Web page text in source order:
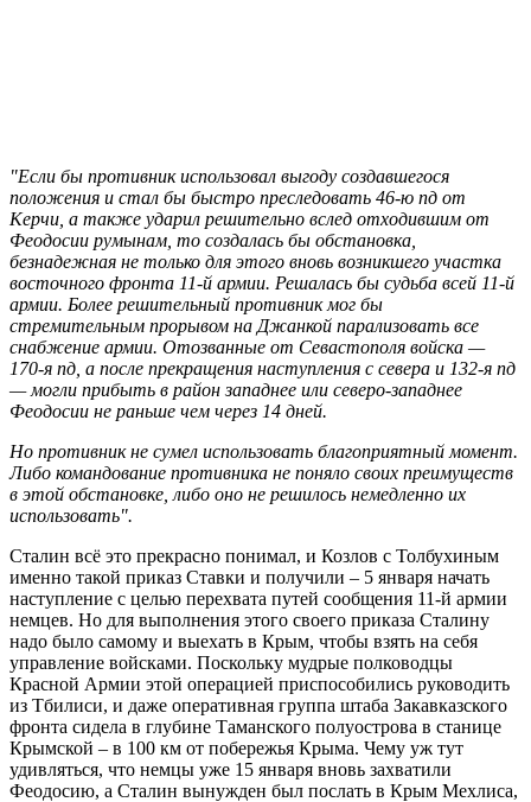
"Если бы противник использовал выгоду создавшегося
положения и стал бы быстро преследовать 46-ю пд от
Керчи, а также ударил решительно вслед отходившим от
Феодосии румынам, то создалась бы обстановка,
безнадежная не только для этого вновь возникшего участка
восточного фронта 11-й армии. Решалась бы судьба всей 11-й
армии. Более решительный противник мог бы
стремительным прорывом на Джанкой парализовать все
снабжение армии. Отозванные от Севастополя войска —
170-я пд, а после прекращения наступления с севера и 132-я пд
— могли прибыть в район западнее или северо-западнее
Феодосии не раньше чем через 14 дней.
Но противник не сумел использовать благоприятный момент.
Либо командование противника не поняло своих преимуществ
в этой обстановке, либо оно не решилось немедленно их
использовать".
Сталин всё это прекрасно понимал, и Козлов с Толбухиным
именно такой приказ Ставки и получили – 5 января начать
наступление с целью перехвата путей сообщения 11-й армии
немцев. Но для выполнения этого своего приказа Сталину
надо было самому и выехать в Крым, чтобы взять на себя
управление войсками. Поскольку мудрые полководцы
Красной Армии этой операцией приспособились руководить
из Тбилиси, и даже оперативная группа штаба Закавказского
фронта сидела в глубине Таманского полуострова в станице
Крымской – в 100 км от побережья Крыма. Чему уж тут
удивляться, что немцы уже 15 января вновь захватили
Феодосию, а Сталин вынужден был послать в Крым Мехлиса,